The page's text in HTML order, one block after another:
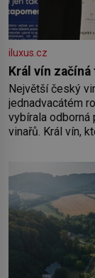
iluxus.cz
Král vín
Největší český
jednadvacátém
vybírala
vinařů. Král